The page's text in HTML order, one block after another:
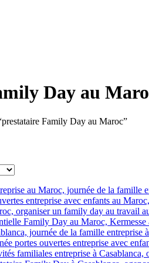
Day au
Family Day au Maroc”